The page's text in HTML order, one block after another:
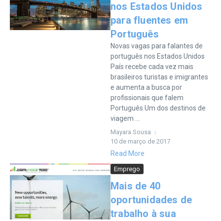
nos Estados Unidos
para fluentes em
Português
Novas vagas para falantes de
português nos Estados Unidos
País recebe cada vez mais
brasileiros turistas e imigrantes
e aumenta a busca por
profissionais que falem
Português Um dos destinos de
viagem ...
Mayara Sousa
10 de março de 2017
Read More
Emprego
Mais de 40
oportunidades de
trabalho à sua